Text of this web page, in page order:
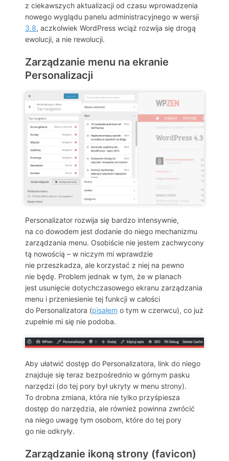
z ciekawszych aktualizacji od czasu wprowadzenia
nowego wyglądu panelu administracyjnego w wersji
3.8, aczkolwiek WordPress wciąż rozwija się drogą
ewolucji, a nie rewolucji.
Zarządzanie menu na ekranie
Personalizacji
Personalizator rozwija się bardzo intensywnie,
na co dowodem jest dodanie do niego mechanizmu
zarządzania menu. Osobiście nie jestem zachwycony
tą nowością – w niczym mi wprawdzie
nie przeszkadza, ale korzystać z niej na pewno
nie będę. Problem jednak w tym, że w planach
jest usunięcie dotychczasowego ekranu zarządzania
menu i przeniesienie tej funkcji w całości
do Personalizatora (pisałem o tym w czerwcu), co już
zupełnie mi się nie podoba.
Aby ułatwić dostęp do Personalizatora, link do niego
znajduje się teraz bezpośrednio w górnym pasku
narzędzi (do tej pory był ukryty w menu strony).
To drobna zmiana, która nie tylko przyśpiesza
dostęp do narzędzia, ale również powinna zwrócić
na niego uwagę tym osobom, które do tej pory
go nie odkryły.
Zarządzanie ikoną strony (favicon)